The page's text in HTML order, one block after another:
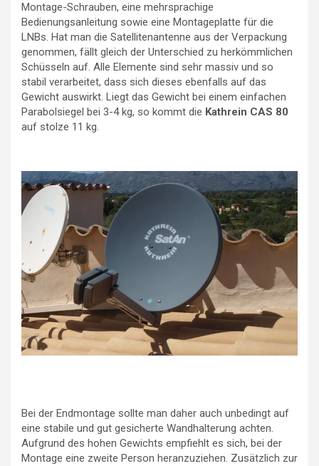
Montage-Schrauben, eine mehrsprachige
Bedienungsanleitung sowie eine Montageplatte für die
LNBs. Hat man die Satellitenantenne aus der Verpackung
genommen, fällt gleich der Unterschied zu herkömmlichen
Schüsseln auf. Alle Elemente sind sehr massiv und so
stabil verarbeitet, dass sich dieses ebenfalls auf das
Gewicht auswirkt. Liegt das Gewicht bei einem einfachen
Parabolsiegel bei 3-4 kg, so kommt die Kathrein CAS 80
auf stolze 11 kg.
Bei der Endmontage sollte man daher auch unbedingt auf
eine stabile und gut gesicherte Wandhalterung achten.
Aufgrund des hohen Gewichts empfiehlt es sich, bei der
Montage eine zweite Person heranzuziehen. Zusätzlich zur